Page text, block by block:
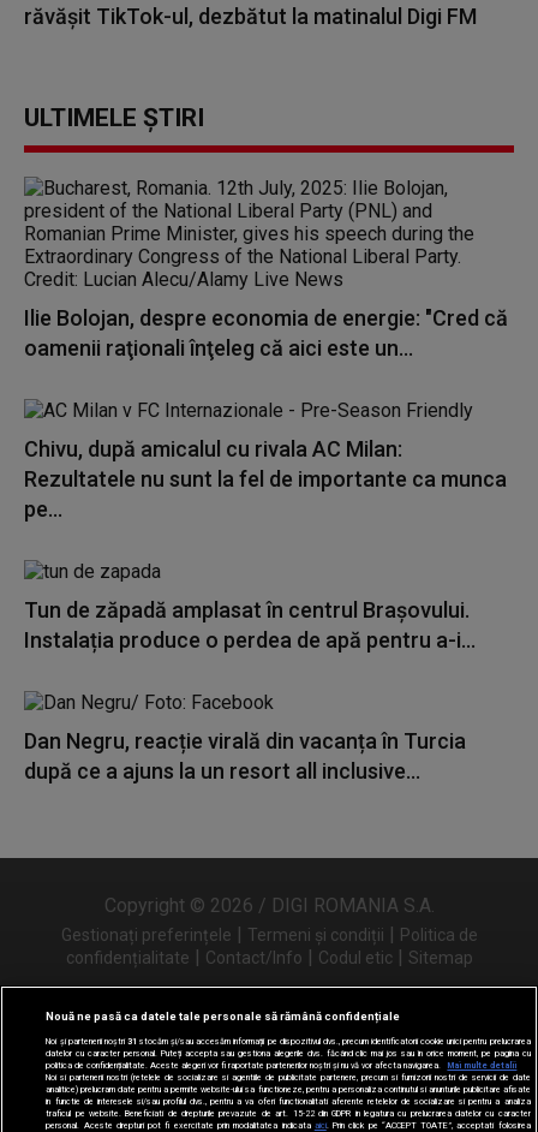
răvășit TikTok-ul, dezbătut la matinalul Digi FM
ULTIMELE ȘTIRI
Ilie Bolojan, despre economia de energie: "Cred că
oamenii raţionali înţeleg că aici este un...
Chivu, după amicalul cu rivala AC Milan:
Rezultatele nu sunt la fel de importante ca munca
pe...
Tun de zăpadă amplasat în centrul Brașovului.
Instalația produce o perdea de apă pentru a-i...
Dan Negru, reacție virală din vacanța în Turcia
după ce a ajuns la un resort all inclusive...
Copyright © 2026 / DIGI ROMANIA S.A.
Gestionați preferințele | Termeni și condiții | Politica de
confidențialitate | Contact/Info | Codul etic | Sitemap
Urmărește-ne și pe
Nouă ne pasă ca datele tale personale să rămână confidențiale
Noi și partenerii noștri31 stocăm și/sau accesăm informații pe dispozitivul dvs., precum identificatorii cookie unici pentru prelucrarea
datelor cu caracter personal. Puteți accepta sau gestiona alegerile dvs. făcând clic mai jos sau în orice moment, pe pagina cu
politica de confidențialitate. Aceste alegeri vor fi raportate partenerilor noștri și nu vă vor afecta navigarea.
Mai multe detalii
Noi si partenerii nostri (retelele de socializare si agentiile de publicitate partenere, precum si furnizorii nostri de servicii de date
analitice) prelucram date pentru a permite website-ului sa functioneze, pentru a personaliza continutul si anunturile publicitare afisate
in functie de interesele si/sau profilul dvs., pentru a va oferi functionalitati aferente retelelor de socializare si pentru a analiza
traficul pe website. Beneficiati de drepturile prevazute de art. 15-22 din GDPR in legatura cu prelucrarea datelor cu caracter
personal. Aceste drepturi pot fi exercitate prin modalitatea indicata aici. Prin click pe “ACCEPT TOATE”, acceptati folosirea